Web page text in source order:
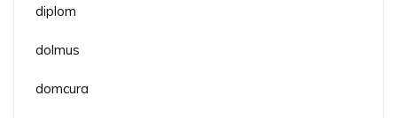
diplom
dolmus
domcura